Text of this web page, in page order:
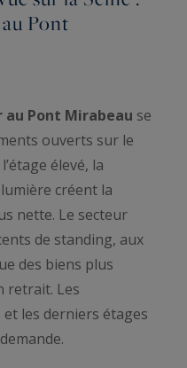
Pont
Pont Mirabeau se
ouverts sur le
élevé, la
créent la
nette. Le secteur
de standing, aux
des biens plus
retrait. Les
les derniers étages